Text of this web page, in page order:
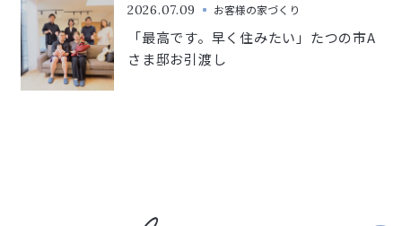
2026.07.09 お客様の家づくり
「最高です。早く住みたい」たつの市A
さま邸お引渡し